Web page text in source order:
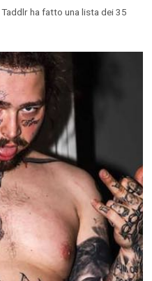
ha fatto una lista dei 35